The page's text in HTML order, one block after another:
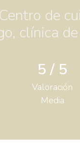
de
clínica
5 / 5
Valoración
Media